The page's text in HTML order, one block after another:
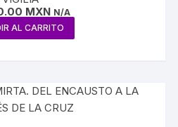
MXN N/A
AL CARRITO